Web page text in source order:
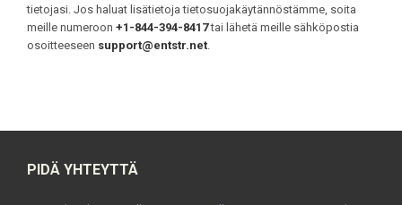
tietojasi. Jos haluat lisätietoja tietosuojakäytännöstämme, soita
meille numeroon +1-844-394-8417tai lähetä meille sähköpostia
osoitteeseen support@entstr.net.
PIDÄ YHTEYTTÄ